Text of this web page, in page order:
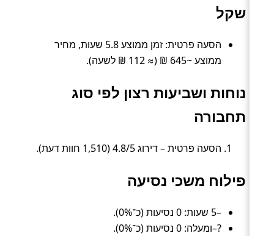
שקל
הסעה פרטית: זמן ממוצע 5.8 שעות, מחיר
ממוצע ~645 ₪ (≈ 112 ₪ לשעה).
נוחות ושביעות רצון לפי סוג
תחבורה
הסעה פרטית – דירוג 4.8/5 (1,510 חוות דעת).
פילוח משכי נסיעה
–5 שעות: 0 נסיעות (כ־0%).
?–ומעלה: 0 נסיעות (כ־0%).